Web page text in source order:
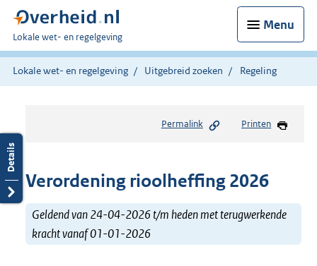
Menu
U
bent
hier:
Lokale wet- en regelgeving
Lokale wet- en regelgeving Uitgebreid zoeken Regeling
Permalink Printen
Verordening rioolheffing 2026
Geldend van 24-04-2026 t/m heden met terugwerkende
kracht vanaf 01-01-2026